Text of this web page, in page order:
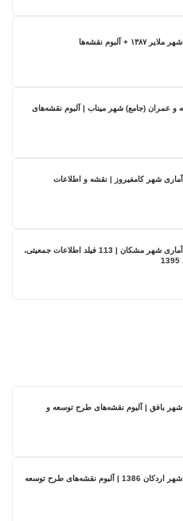
+ آلبوم نقشه‌ها
و عمران (جامع) شهر میناب | آلبوم نقشه‌های
شهر کامفیروز | نقشه و اطلاعات
دانلود شیپ فایل بلوک‌های آماری شهر مشکان | 113 فیلد اطلاعات جمعیتی،
شهر بافق | آلبوم نقشه‌های طرح توسعه و
دانلود نقشه‌های طرح جامع شهر اردکان 1386 | آلبوم نقشه‌های طرح توسعه